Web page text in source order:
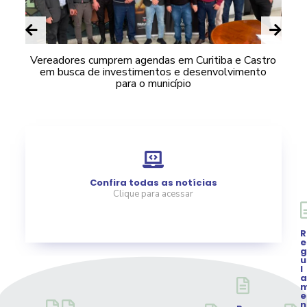
e
Vereadores cumprem agendas em Curitiba e Castro
em busca de investimentos e desenvolvimento
para o município
Confira todas as notícias
Clique para acessar
Acessar
R
e
g
u
l
a
e